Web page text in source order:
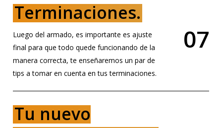
Terminaciones.
Luego del armado, es importante es ajuste
final para que todo quede funcionando de la
manera correcta, te enseñaremos un par de
tips a tomar en cuenta en tus terminaciones.
07
Tu nuevo